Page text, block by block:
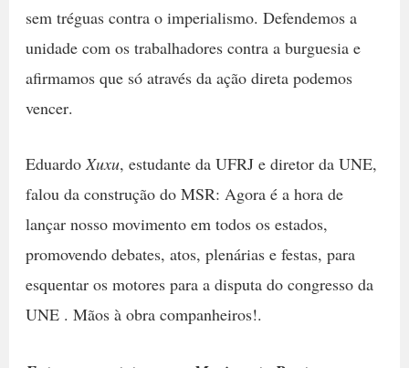
sem tréguas contra o imperialismo. Defendemos a
unidade com os trabalhadores contra a burguesia e
afirmamos que só através da ação direta podemos
vencer.
EduardoXuxu, estudante da UFRJ e diretor da UNE,
falou da construção do MSR: Agora é a hora de
lançar nosso movimento em todos os estados,
promovendo debates, atos, plenárias e festas, para
esquentar os motores para a disputa do congresso da
UNE . Mãos à obra companheiros!.